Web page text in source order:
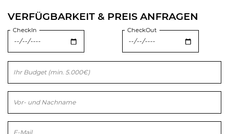
VERFÜGBARKEIT & PREIS ANFRAGEN
CheckIn CheckOut